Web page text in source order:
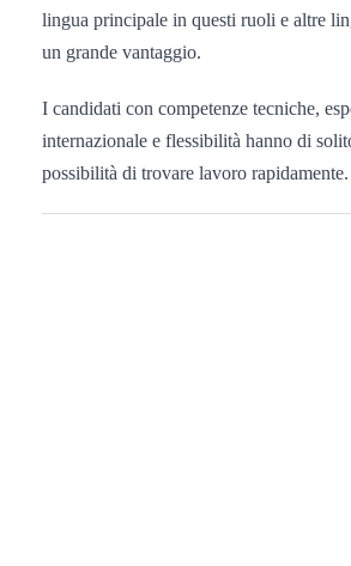
lingua principale in questi ruoli e altre
un grande vantaggio.
I candidati con competenze tecniche,
internazionale e flessibilità hanno di
possibilità di trovare lavoro rapidamente.